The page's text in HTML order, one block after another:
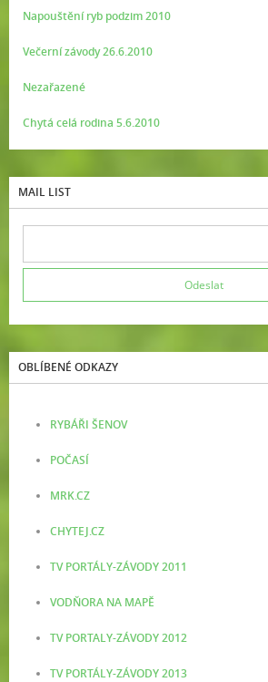
Napouštění ryb podzim 2010
Večerní závody 26.6.2010
Nezařazené
Chytá celá rodina 5.6.2010
MAIL LIST
OBLÍBENÉ ODKAZY
RYBÁŘI ŠENOV
POČASÍ
MRK.CZ
CHYTEJ.CZ
TV PORTÁLY-ZÁVODY 2011
VODŇORA NA MAPĚ
TV PORTALY-ZÁVODY 2012
TV PORTÁLY-ZÁVODY 2013